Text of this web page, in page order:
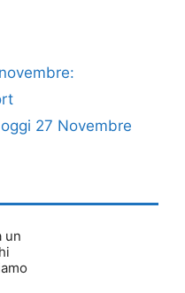
27 Novembre
un